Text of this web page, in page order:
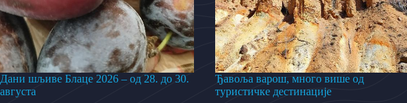
Дани шљиве Блаце 2026 – од 28. до 30.
августа
Ђавоља варош, много више од
туристичке дестинације